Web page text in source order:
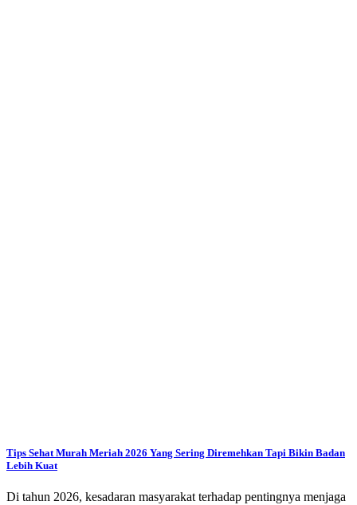
Tips Sehat Murah Meriah 2026 Yang Sering Diremehkan Tapi Bikin Badan
Lebih Kuat
Di tahun 2026, kesadaran masyarakat terhadap pentingnya menjaga